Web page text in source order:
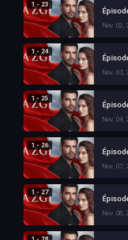
1 - 23
Nov. 02,
1 - 24
Nov. 03,
1 - 25
Nov. 04,
1 - 26
Nov. 07,
1 - 27
Nov. 08,